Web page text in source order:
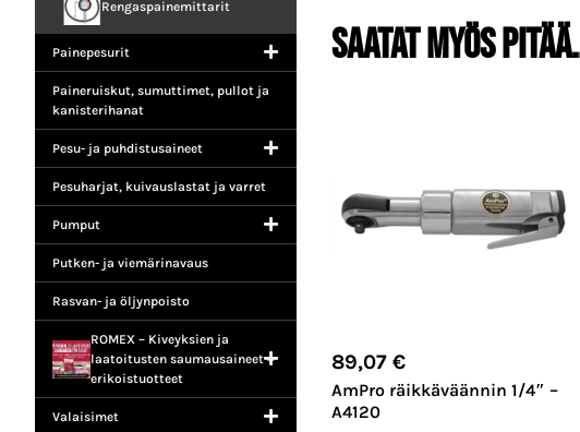
Rengaspainemittarit
Painepesurit
Paineruiskut, sumuttimet, pullot ja
kanisterihanat
Pesu- ja puhdistusaineet
Pesuharjat, kuivauslastat ja varret
Pumput
Putken- ja viemärinavaus
Rasvan- ja öljynpoisto
ROMEX – Kiveyksien ja
laatoitusten saumausaineet +
erikoistuotteet
Valaisimet
Saatat myös
89,07 €
AmPro räikkäväännin 1/4″ –
A4120